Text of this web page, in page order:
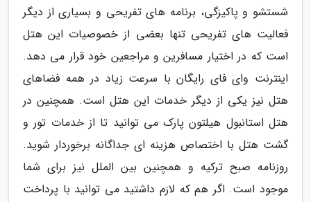
شستشو و پاکیزگی، برنامه های تفریحی و بسیاری از دیگر
فعالیت های تفریحی تنها بعضی از خصوصیات این هتل
است که در اختیار مسافرین و مراجعین خود قرار می دهد.
اینترنت وای فای رایگان با سرعت زیاد در همه فضاهای
هتل نیز یکی از دیگر خدمات این هتل است. همچنین در
هتل استانبول هیلتون پارک می توانید تا از خدمات تور و
گشت هتل با اختصاص هزینه ای جداگانه برخوردار شوید.
روزنامه صبح ترکیه و همچنین بین الملل نیز برای شما
موجود است. اگر هم که لازم داشتید می توانید با پرداخت